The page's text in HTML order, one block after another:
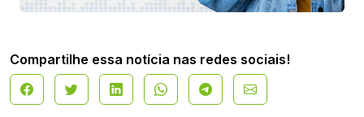
Compartilhe essa notícia nas redes sociais!